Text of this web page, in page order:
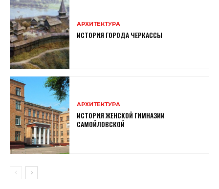
АРХИТЕКТУРА
ИСТОРИЯ ГОРОДА ЧЕРКАССЫ
АРХИТЕКТУРА
ИСТОРИЯ ЖЕНСКОЙ ГИМНАЗИИ
САМОЙЛОВСКОЙ